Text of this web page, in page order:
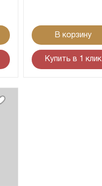
В корзину
Купить в 1 клик